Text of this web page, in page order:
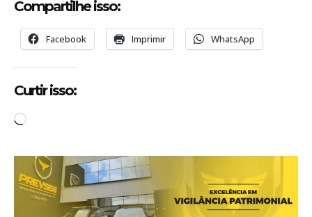
Compartilhe isso:
Facebook Imprimir WhatsApp
Curtir isso:
C
r
r
e